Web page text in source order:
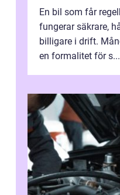
En bil som får
fungerar säkrare,
billigare i drift.
en formalitet för s...